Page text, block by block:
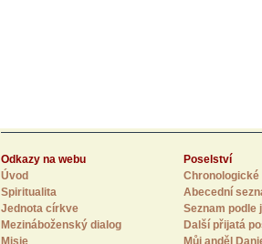
Odkazy na webu
Úvod
Spiritualita
Jednota církve
Mezináboženský dialog
Misie
Poselství
Chronologické
Abecední
Seznam
Další přijatá
Můj anděl